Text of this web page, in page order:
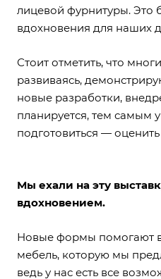
лицевой фурнитуры. Это
вдохновения для наших
Стоит отметить, что
развиваясь,
новые разработки,
планируется, тем самым
подготовиться —
Мы ехали на эту
вдохновением.
Новые формы помогают
мебель, которую мы
ведь у нас есть все